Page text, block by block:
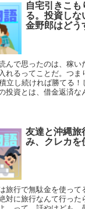
自宅引きこも
る。投資しな
金野郎はどう
んで思ったのは、稼い
れるってことだ。つま
立し続ければ勝てる
投資とは、借金返済な
友達と沖縄旅
み、クレカを
旅行で無駄金を使って
対に旅行なんて行った